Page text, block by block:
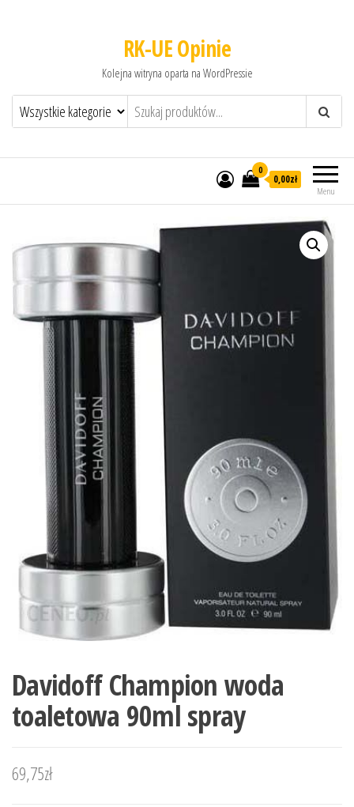
RK-UE Opinie
Kolejna witryna oparta na WordPressie
Menu
0
0,00zł
Davidoff Champion woda
toaletowa 90ml spray
69,75zł